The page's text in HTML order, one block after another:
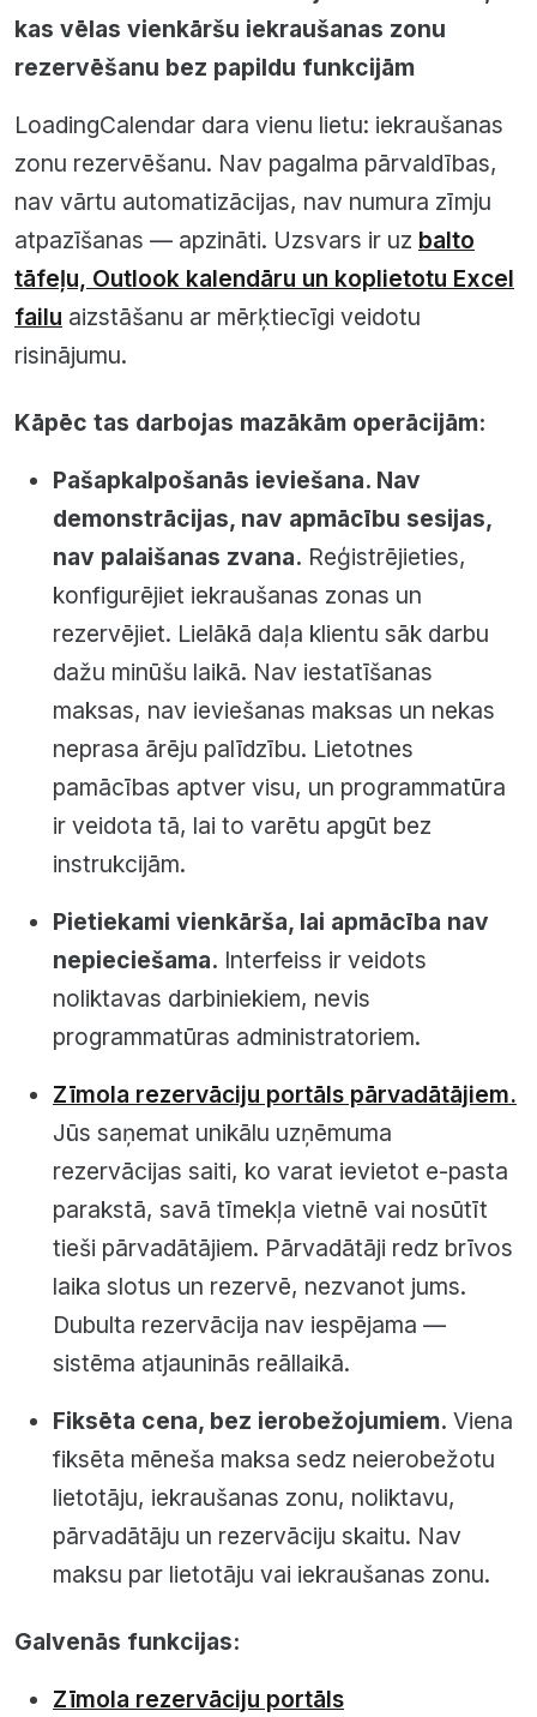
kas vēlas vienkāršu iekraušanas zonu
rezervēšanu bez papildu funkcijām
LoadingCalendar dara vienu lietu: iekraušanas
zonu rezervēšanu. Nav pagalma pārvaldības,
nav vārtu automatizācijas, nav numura zīmju
atpazīšanas — apzināti. Uzsvars ir uz balto
tāfeļu, Outlook kalendāru un koplietotu Excel
failu aizstāšanu ar mērķtiecīgi veidotu
risinājumu.
Kāpēc tas darbojas mazākām operācijām:
Pašapkalpošanās ieviešana. Nav
demonstrācijas, nav apmācību sesijas,
nav palaišanas zvana. Reģistrējieties,
konfigurējiet iekraušanas zonas un
rezervējiet. Lielākā daļa klientu sāk darbu
dažu minūšu laikā. Nav iestatīšanas
maksas, nav ieviešanas maksas un nekas
neprasa ārēju palīdzību. Lietotnes
pamācības aptver visu, un programmatūra
ir veidota tā, lai to varētu apgūt bez
instrukcijām.
Pietiekami vienkārša, lai apmācība nav
nepieciešama. Interfeiss ir veidots
noliktavas darbiniekiem, nevis
programmatūras administratoriem.
Zīmola rezervāciju portāls pārvadātājiem.
Jūs saņemat unikālu uzņēmuma
rezervācijas saiti, ko varat ievietot e-pasta
parakstā, savā tīmekļa vietnē vai nosūtīt
tieši pārvadātājiem. Pārvadātāji redz brīvos
laika slotus un rezervē, nezvanot jums.
Dubulta rezervācija nav iespējama —
sistēma atjauninās reāllaikā.
Fiksēta cena, bez ierobežojumiem. Viena
fiksēta mēneša maksa sedz neierobežotu
lietotāju, iekraušanas zonu, noliktavu,
pārvadātāju un rezervāciju skaitu. Nav
maksu par lietotāju vai iekraušanas zonu.
Galvenās funkcijas:
Zīmola rezervāciju portāls